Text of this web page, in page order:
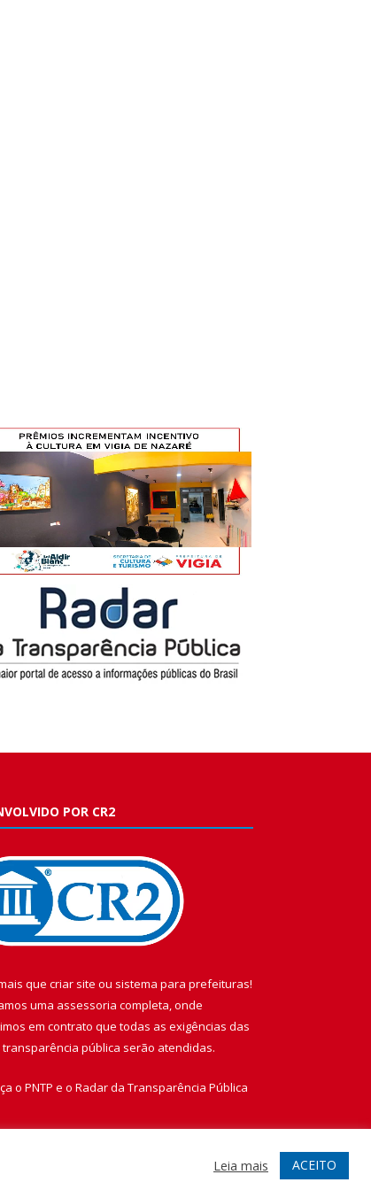
POR CR2
que criar site ou sistema para prefeituras!
uma assessoria completa, onde
em contrato que todas as exigências das
transparência pública serão atendidas.
o PNTP e o Radar da Transparência Pública
Leia mais ACEITO